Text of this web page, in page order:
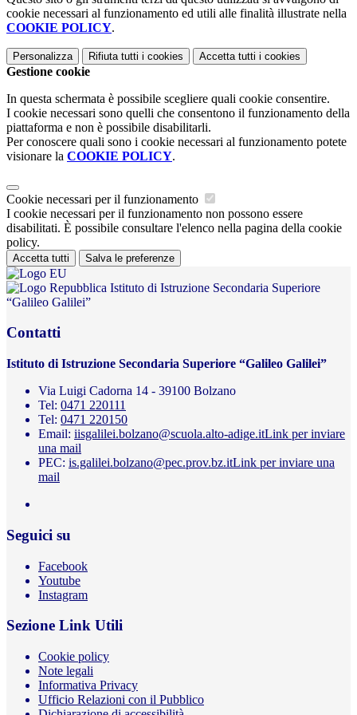
cookie necessari al funzionamento ed utili alle finalità illustrate nella
COOKIE POLICY.
Personalizza Rifiuta tutti i cookies Accetta tutti i cookies
Gestione cookie
In questa schermata è possibile scegliere quali cookie consentire.
I cookie necessari sono quelli che consentono il funzionamento della
piattaforma e non è possibile disabilitarli.
Per conoscere quali sono i cookie necessari al funzionamento potete
visionare la COOKIE POLICY.
Cookie necessari per il funzionamento
I cookie necessari per il funzionamento non possono essere
disabilitati. È possibile consultare l'elenco nella pagina della cookie
policy.
Accetta tutti Salva le preferenze
Istituto di Istruzione Secondaria Superiore
“Galileo Galilei”
Contatti
Istituto di Istruzione Secondaria Superiore “Galileo Galilei”
Via Luigi Cadorna 14 - 39100 Bolzano
Tel: 0471 220111
Tel: 0471 220150
Email: iisgalilei.bolzano@scuola.alto-adige.itLink per inviare
una mail
PEC: is.galilei.bolzano@pec.prov.bz.itLink per inviare una
mail
Seguici su
Facebook
Youtube
Instagram
Sezione Link Utili
Cookie policy
Note legali
Informativa Privacy
Ufficio Relazioni con il Pubblico